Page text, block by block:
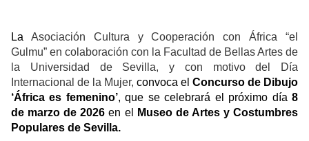
La Asociación Cultura y Cooperación con África “el
Gulmu” en colaboración con la Facultad de Bellas Artes de
la Universidad de Sevilla, y con motivo del Día
Internacional de la Mujer, convoca el Concurso de Dibujo
‘África es femenino’, que se celebrará el próximo día 8
de marzo de 2026en el
Museo de Artes y Costumbres
Populares de Sevilla.